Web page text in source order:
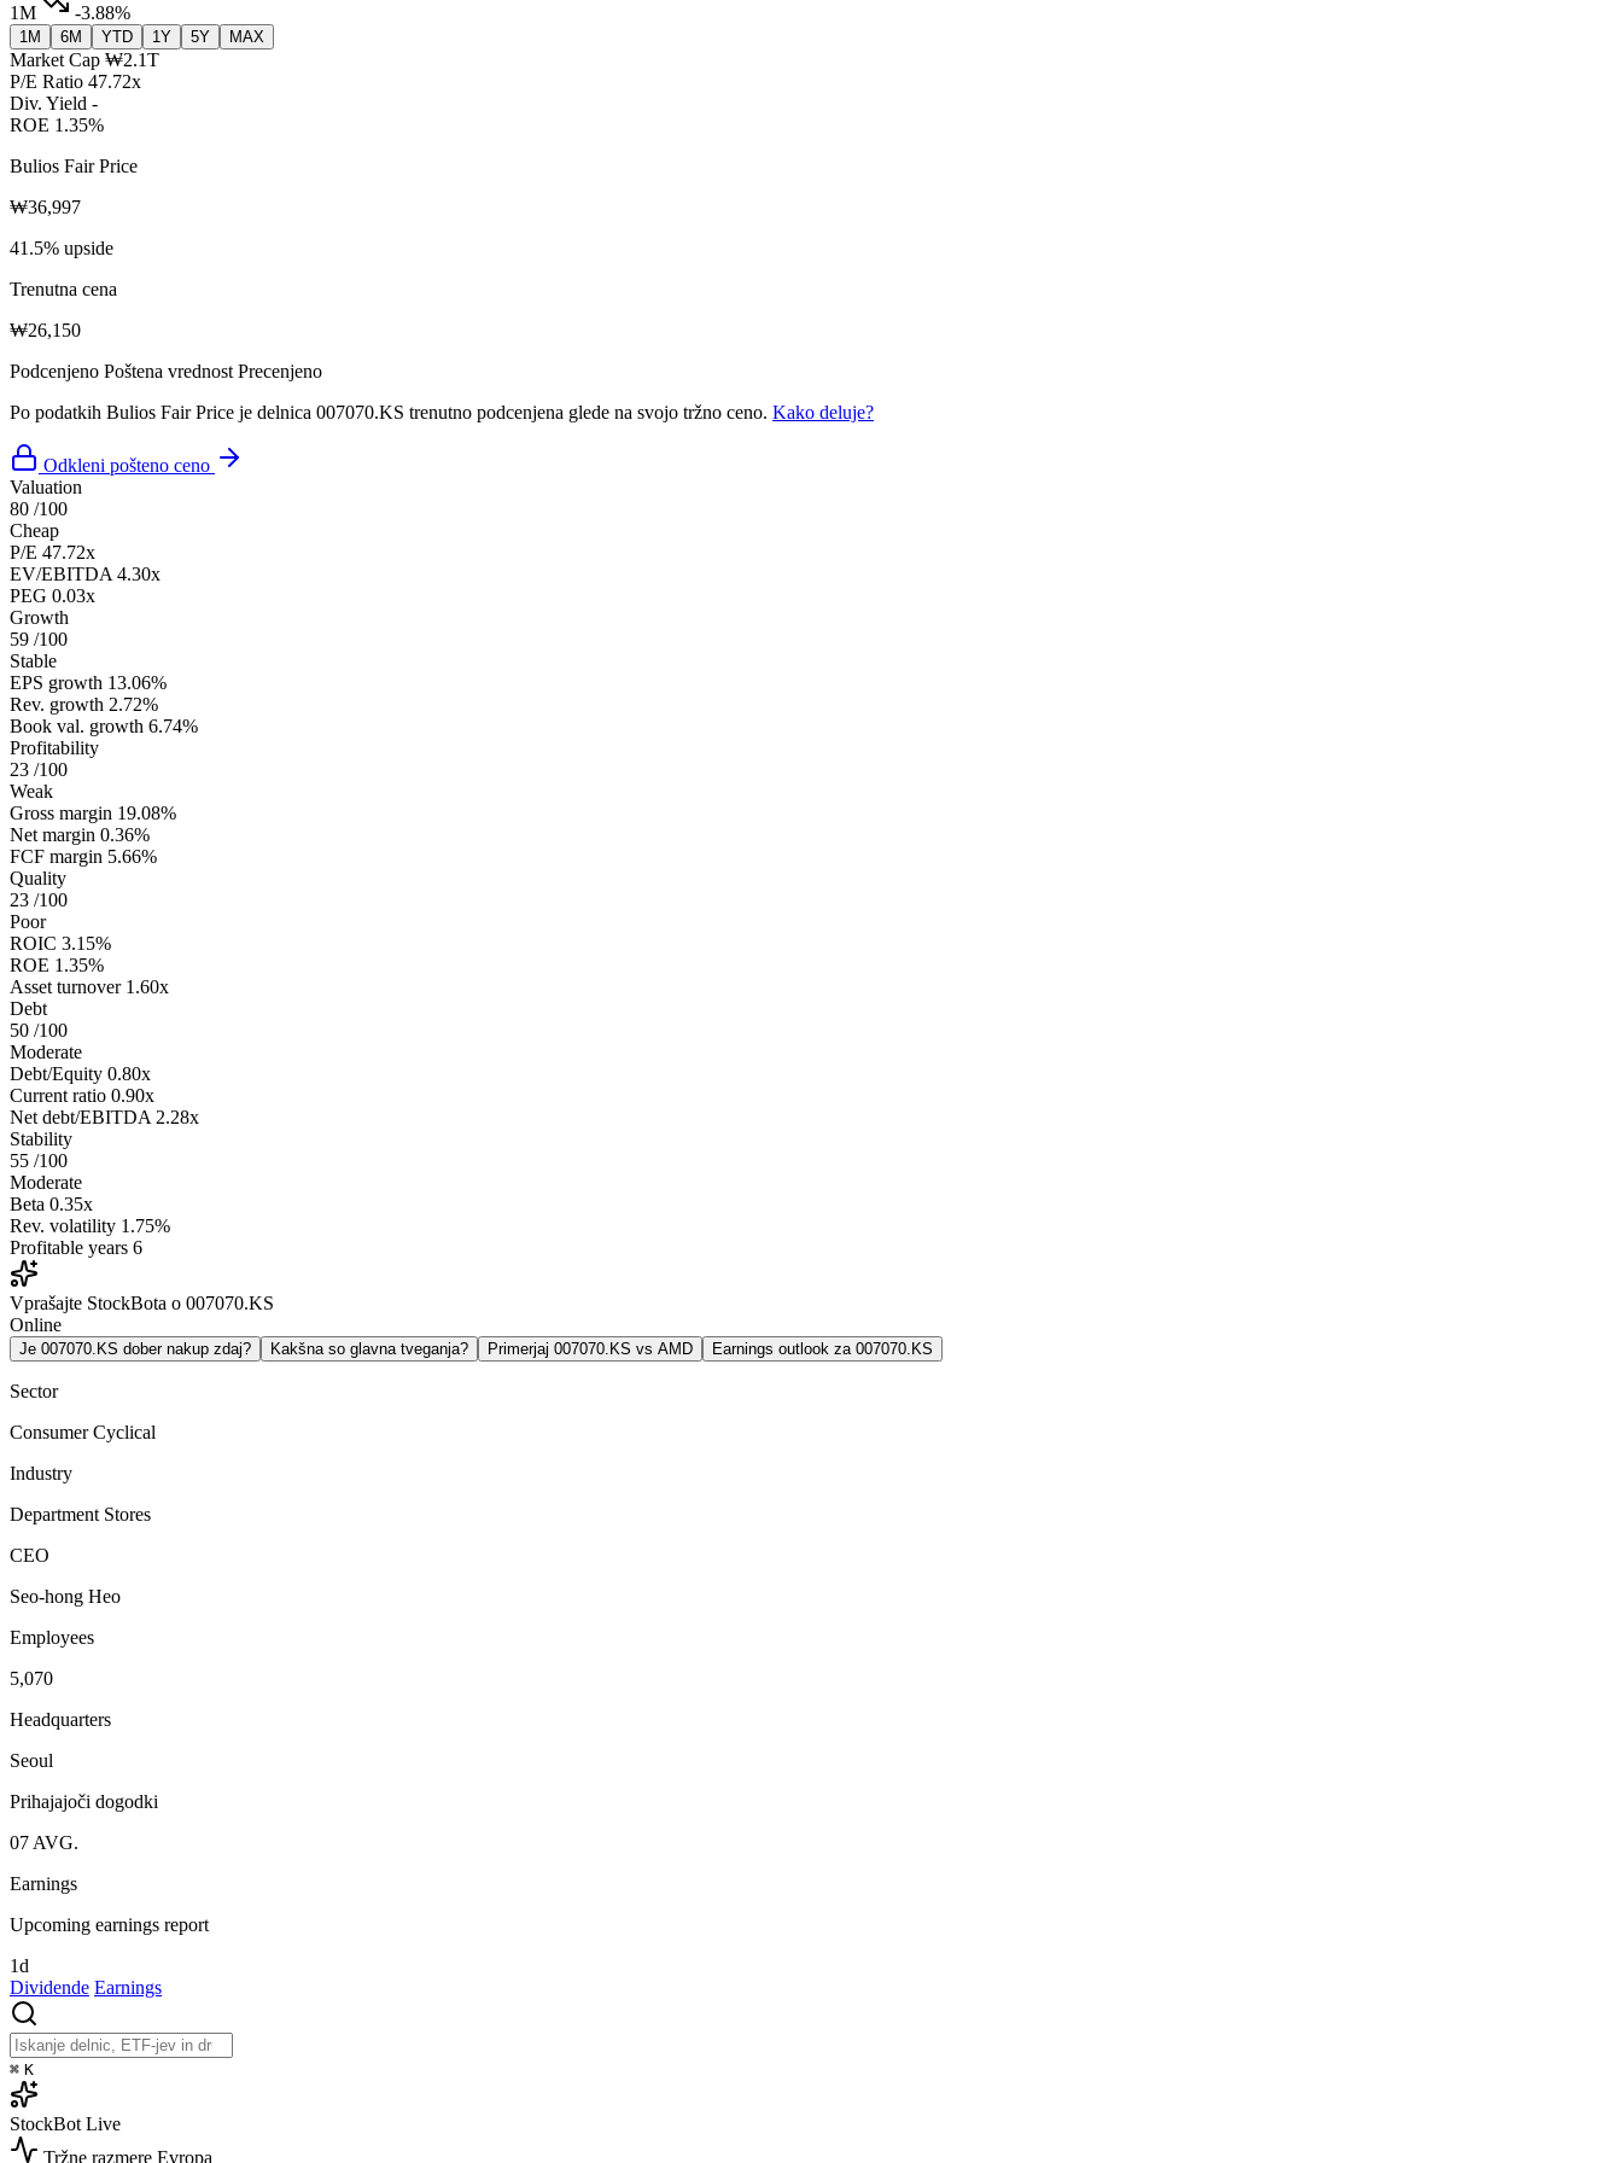
1M
-3.88%
1M 6M YTD 1Y 5Y MAX
Market Cap ₩2.1T
P/E Ratio 47.72x
Div. Yield -
ROE 1.35%
Bulios Fair Price
₩36,997
41.5% upside
Trenutna cena
₩26,150
Podcenjeno Poštena vrednost Precenjeno
Po podatkih Bulios Fair Price je delnica 007070.KS trenutno podcenjena glede na svojo tržno ceno. Kako deluje?
Odkleni pošteno ceno
Valuation
80 /100
Cheap
P/E 47.72x
EV/EBITDA 4.30x
PEG 0.03x
Growth
59 /100
Stable
EPS growth 13.06%
Rev. growth 2.72%
Book val. growth 6.74%
Profitability
23 /100
Weak
Gross margin 19.08%
Net margin 0.36%
FCF margin 5.66%
Quality
23 /100
Poor
ROIC 3.15%
ROE 1.35%
Asset turnover 1.60x
Debt
50 /100
Moderate
Debt/Equity 0.80x
Current ratio 0.90x
Net debt/EBITDA 2.28x
Stability
55 /100
Moderate
Beta 0.35x
Rev. volatility 1.75%
Profitable years 6
Vprašajte StockBota o 007070.KS
Online
Je 007070.KS dober nakup zdaj? Kakšna so glavna tveganja? Primerjaj 007070.KS vs AMD Earnings outlook za 007070.KS
Sector
Consumer Cyclical
Industry
Department Stores
CEO
Seo-hong Heo
Employees
5,070
Headquarters
Seoul
Prihajajoči dogodki
07 AVG.
Earnings
Upcoming earnings report
1d
Dividende Earnings
⌘ K
StockBot Live
Tržne razmere Evropa